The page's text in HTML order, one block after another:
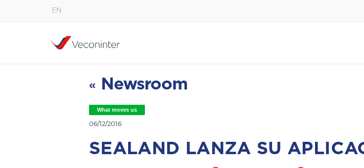
EN
Español
« Newsroom
What moves us
06/12/2016
SEALAND LANZA SU